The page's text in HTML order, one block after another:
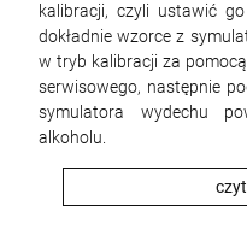
kalibracji, czyli ustawić
dokładnie wzorce z
w tryb kalibracji za
serwisowego, następnie
symulatora wydechu
alkoholu.